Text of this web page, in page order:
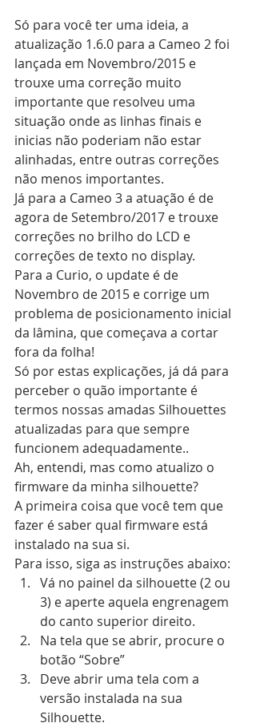
Só para você ter uma ideia, a
atualização 1.6.0 para a Cameo 2 foi
lançada em Novembro/2015 e
trouxe uma correção muito
importante que resolveu uma
situação onde as linhas finais e
inicias não poderiam não estar
alinhadas, entre outras correções
não menos importantes.
Já para a Cameo 3 a atuação é de
agora de Setembro/2017 e trouxe
correções no brilho do LCD e
correções de texto no display.
Para a Curio, o update é de
Novembro de 2015 e corrige um
problema de posicionamento inicial
da lâmina, que começava a cortar
fora da folha!
Só por estas explicações, já dá para
perceber o quão importante é
termos nossas amadas Silhouettes
atualizadas para que sempre
funcionem adequadamente..
Ah, entendi, mas como atualizo o
firmware da minha silhouette?
A primeira coisa que você tem que
fazer é saber qual firmware está
instalado na sua si.
Para isso, siga as instruções abaixo:
Vá no painel da silhouette (2 ou
3) e aperte aquela engrenagem
do canto superior direito.
Na tela que se abrir, procure o
botão “Sobre”
Deve abrir uma tela com a
versão instalada na sua
Silhouette.